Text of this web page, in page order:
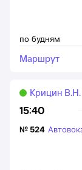
по будням
Маршрут
15:40
Крицин В.Н.
№ 524